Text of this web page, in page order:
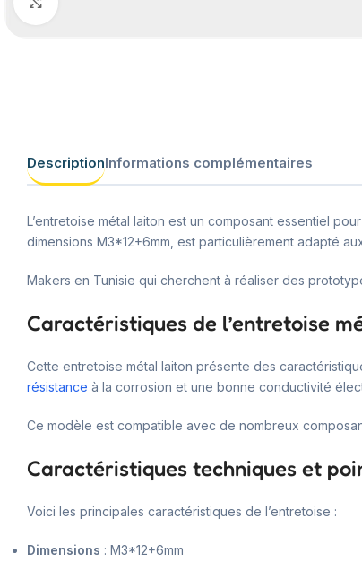
DescriptionInformations complémentaires
L’entretoise métal laiton est un composant essentiel
dimensions M3*12+6mm, est particulièrement adapté
Makers en Tunisie qui cherchent à réaliser des
Caractéristiques de l’entretoise
Cette entretoise métal laiton présente des
résistance à la corrosion et une bonne conductivité
Ce modèle est compatible avec de nombreux
Caractéristiques techniques et
Voici les principales caractéristiques de l’entretoise :
Dimensions : M3*12+6mm